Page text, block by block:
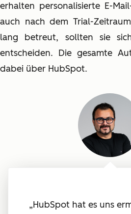
erhalten personalisierte E-
auch nach dem Trial-
lang betreut, sollten sie
entscheiden. Die gesamte
dabei über HubSpot.
„HubSpot hat es uns